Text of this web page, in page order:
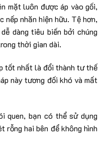
mặt luôn được áp vào gối,
nếp nhăn hiện hữu. Tệ hơn,
dàng tiêu biến bởi chúng
thời gian dài.
tốt nhất là đổi thành tư thế
này tương đối khó và mất
quen, bạn có thể sử dụng
rỗng hai bên để không hình